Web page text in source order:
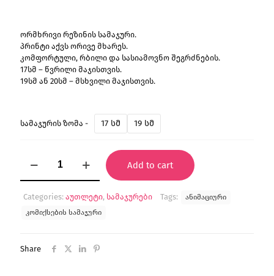
₾10.00.₾4.00.
ორმხრივი რეზინის სამაჯური.
პრინტი აქვს ორივე მხარეს.
კომფორტული, რბილი და სასიამოვნო შეგრძნების.
17სმ – წვრილი მაჯისთვის.
19სმ ან 20სმ – მსხვილი მაჯისთვის.
სამაჯურის ზომა - 17 სმ 19 სმ
Add to cart
Categories: აუთლეტი, სამაჯურები Tags:
ანიმაციური
კომიქსების სამაჯური
Share